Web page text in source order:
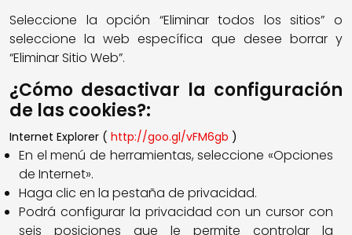
Seleccione la opción “Eliminar todos los sitios” o
seleccione la web específica que desee borrar y
“Eliminar Sitio Web”.
¿Cómo desactivar la configuración
de las cookies?:
Internet Explorer ( http://goo.gl/vFM6gb )
En el menú de herramientas, seleccione «Opciones
de Internet».
Haga clic en la pestaña de privacidad.
Podrá configurar la privacidad con un cursor con
seis posiciones que le permite controlar la